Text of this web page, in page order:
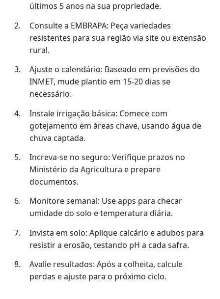
últimos 5 anos na sua propriedade.
Consulte a EMBRAPA: Peça variedades
resistentes para sua região via site ou extensão
rural.
Ajuste o calendário: Baseado em previsões do
INMET, mude plantio em 15-20 dias se
necessário.
Instale irrigação básica: Comece com
gotejamento em áreas chave, usando água de
chuva captada.
Increva-se no seguro: Verifique prazos no
Ministério da Agricultura e prepare
documentos.
Monitore semanal: Use apps para checar
umidade do solo e temperatura diária.
Invista em solo: Aplique calcário e adubos para
resistir a erosão, testando pH a cada safra.
Avalie resultados: Após a colheita, calcule
perdas e ajuste para o próximo ciclo.